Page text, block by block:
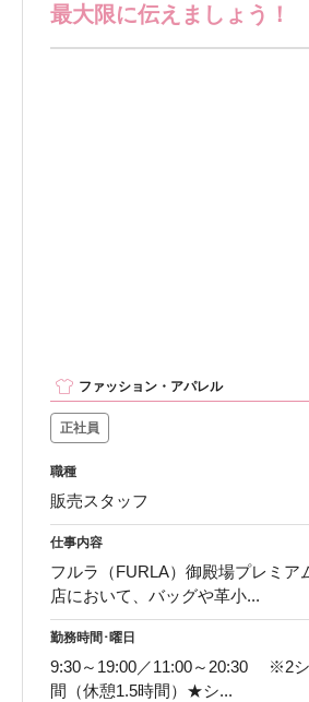
最大限に伝えましょう！
ファッション・アパレル
正社員
職種
販売スタッフ
仕事内容
フルラ（FURLA）御殿場プレミア
店において、バッグや革小...
勤務時間･曜日
9:30～19:00／11:00～20:30 ※2
間（休憩1.5時間）★シ...